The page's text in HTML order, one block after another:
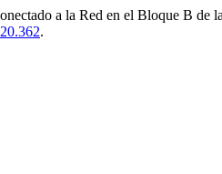
a la Red en el Bloque B de
.